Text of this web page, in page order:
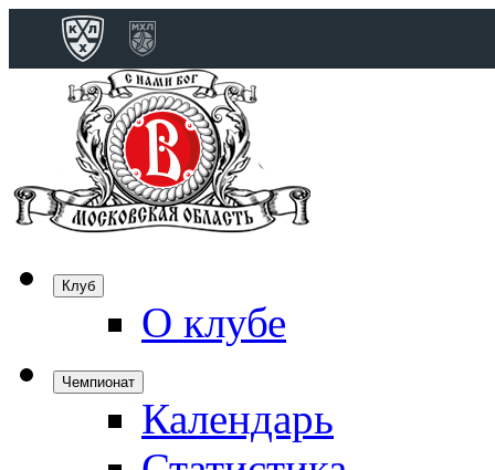
Клуб
О клубе
Чемпионат
Календарь